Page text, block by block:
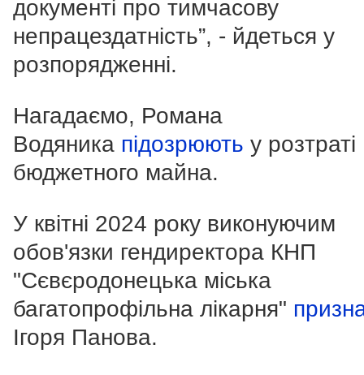
документі про тимчасову
непрацездатність”, - йдеться у
розпорядженні.
Нагадаємо, Романа
Водяника підозрюють у розтраті
бюджетного майна.
У квітні 2024 року виконуючим
обов'язки гендиректора КНП
"Сєвєродонецька міська
багатопрофільна лікарня"
Ігоря Панова.